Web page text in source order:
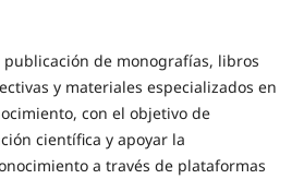
de monografías, libros
y materiales especializados en
con el objetivo de
científica y apoyar la
a través de plataformas